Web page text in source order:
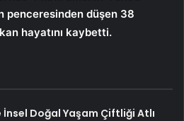
penceresinden düşen 38
hayatını kaybetti.
İnsel Doğal Yaşam Çiftliği Atlı